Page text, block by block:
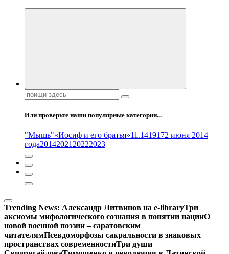
Поиск:
Или проверьте наши популярные категории...
"Мышь"«Иосиф и его братья»11.1419172 июня 2014
года20142021 20222023
Trending News: Александр Литвинов на e-libraryТри
аксиомы мифологического сознания в понятии нацииО
новой военной поэзии – саратовским
читателямПсевдоморфозы сакральности в знаковых
пространствах современностиТри души